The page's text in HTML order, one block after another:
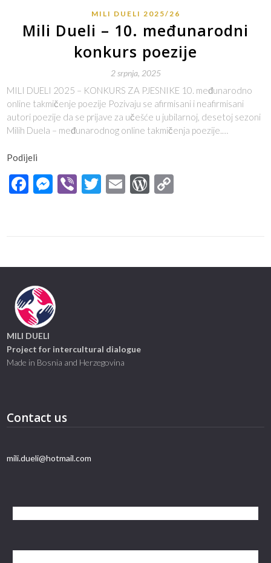
MILI DUELI 2025/26
Mili Dueli – 10. međunarodni
konkurs poezije
2 srpnja, 2025
MILI DUELI 2025 – KONKURS ZA PJESNIKE 10. međunarodno
online takmičenje poezije Pozivaju se afirmisani i neafirmisani
autori poezije da se prijave za učešće u jubilarnoj, desetoj sezoni
Milih Duela – međunarodnog online takmičenja poezije.…
Podijeli
Facebook
Messenger
ViberTwitter
EmailWordPress
MILI DUELI
Project for intercultural dialogue
Made in Bosnia and Herzegovina
Contact us
mili.dueli@hotmail.com